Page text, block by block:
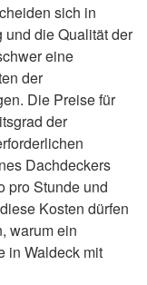
sich in
die Qualität der
eine
der
Die Preise für
der
Dachdeckers
pro Stunde und
Kosten dürfen
warum ein
in Waldeck mit